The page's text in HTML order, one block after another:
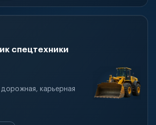
спецтехники
карьерная